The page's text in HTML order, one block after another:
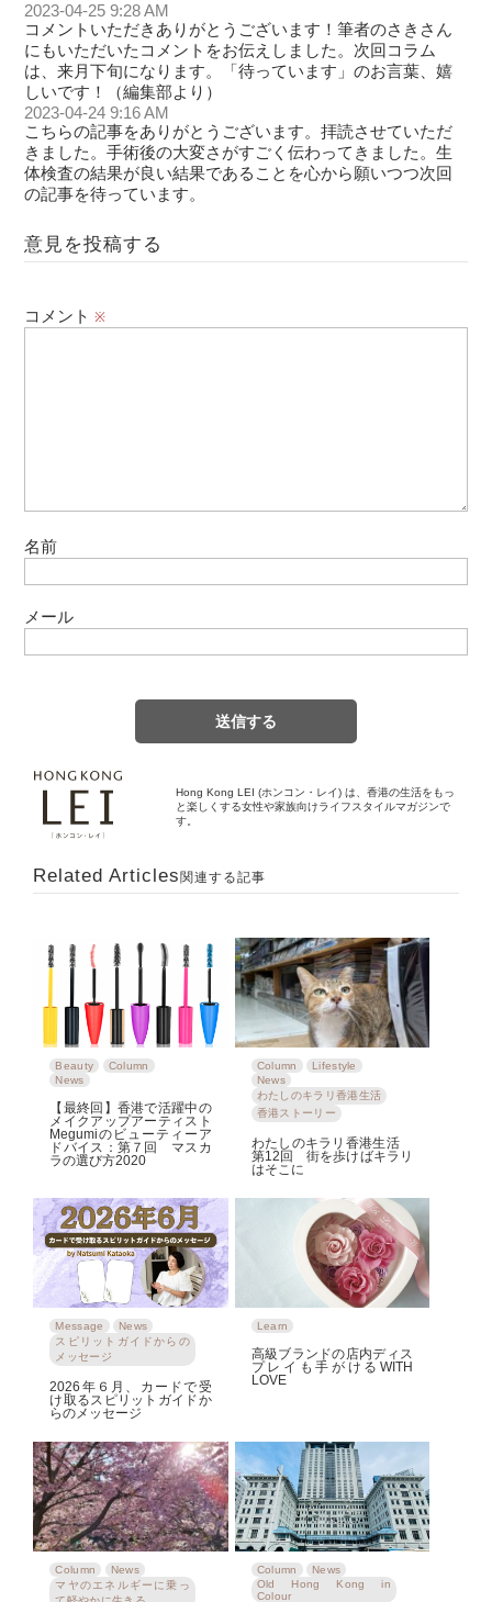
2023-04-25 9:28 AM
コメントいただきありがとうございます！筆者のさきさん
にもいただいたコメントをお伝えしました。次回コラム
は、来月下旬になります。「待っています」のお言葉、嬉
しいです！（編集部より）
2023-04-24 9:16 AM
こちらの記事をありがとうございます。拝読させていただ
きました。手術後の大変さがすごく伝わってきました。生
体検査の結果が良い結果であることを心から願いつつ次回
の記事を待っています。
意見を投稿する
コメント※
名前
メール
Hong Kong LEI (ホンコン・レイ) は、香港の生活をもっ
と楽しくする女性や家族向けライフスタイルマガジンで
す。
Related Articles 関連する記事
Beauty
Column
News
【最終回】香港で活躍中の
メイクアップアーティスト
Megumiのビューティーア
ドバイス：第７回 マスカ
ラの選び方2020
Column
Lifestyle
News
わたしのキラリ香港生活
香港ストーリー
わたしのキラリ香港生活
第12回 街を歩けばキラリ
はそこに
Message
News
スピリットガイドからの
メッセージ
2026年６月、カードで受
け取るスピリットガイドか
らのメッセージ
Learn
高級ブランドの店内ディス
プレイも手がけるWITH
LOVE
Column
News
マヤのエネルギーに乗っ
Column
News
Old Hong Kong in
Colour